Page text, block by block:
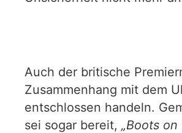
Auch der britische
Zusammenhang mit dem
entschlossen handeln.
sei sogar bereit, „Boots